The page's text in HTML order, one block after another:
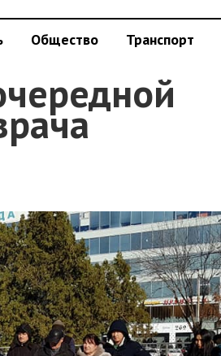
Общество Транспорт